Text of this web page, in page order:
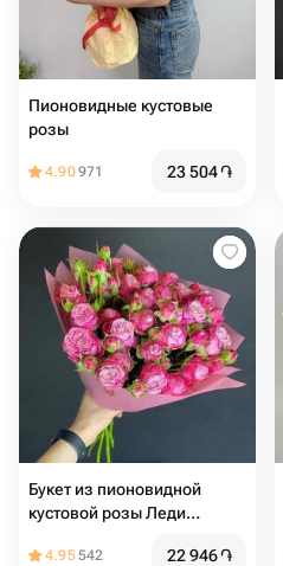
Пионовидные кустовые
розы
4.90971 23 504֏
Букет из пионовидной
кустовой розы Леди
4.95542 22 946֏